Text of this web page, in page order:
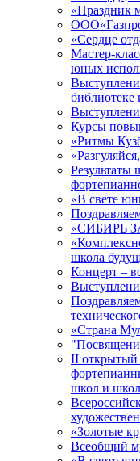
«Праздник
«Сердце
Мастер-
юных
Курсы
«Ритмы
Результаты
«В свете
«СИБИРЬ
школа
Концерт –
«Страна
II открытый
школ и школ
«Золотые
Всеобщий